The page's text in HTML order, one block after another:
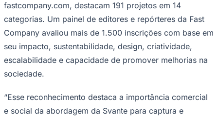
fastcompany.com, destacam 191 projetos em 14
categorias. Um painel de editores e repórteres da Fast
Company avaliou mais de 1.500 inscrições com base em
seu impacto, sustentabilidade, design, criatividade,
escalabilidade e capacidade de promover melhorias na
sociedade.
“Esse reconhecimento destaca a importância comercial
e social da abordagem da Svante para captura e